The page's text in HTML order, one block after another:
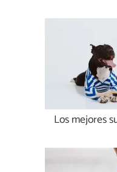
Los mejores